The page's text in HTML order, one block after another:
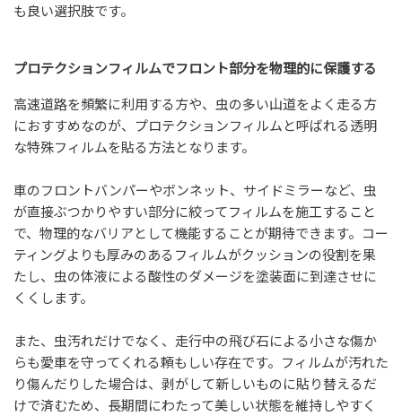
も良い選択肢です。
プロテクションフィルムでフロント部分を物理的に保護する
高速道路を頻繁に利用する方や、虫の多い山道をよく走る方
におすすめなのが、プロテクションフィルムと呼ばれる透明
な特殊フィルムを貼る方法となります。
車のフロントバンパーやボンネット、サイドミラーなど、虫
が直接ぶつかりやすい部分に絞ってフィルムを施工すること
で、物理的なバリアとして機能することが期待できます。コー
ティングよりも厚みのあるフィルムがクッションの役割を果
たし、虫の体液による酸性のダメージを塗装面に到達させに
くくします。
また、虫汚れだけでなく、走行中の飛び石による小さな傷か
らも愛車を守ってくれる頼もしい存在です。フィルムが汚れた
り傷んだりした場合は、剥がして新しいものに貼り替えるだ
けで済むため、長期間にわたって美しい状態を維持しやすく